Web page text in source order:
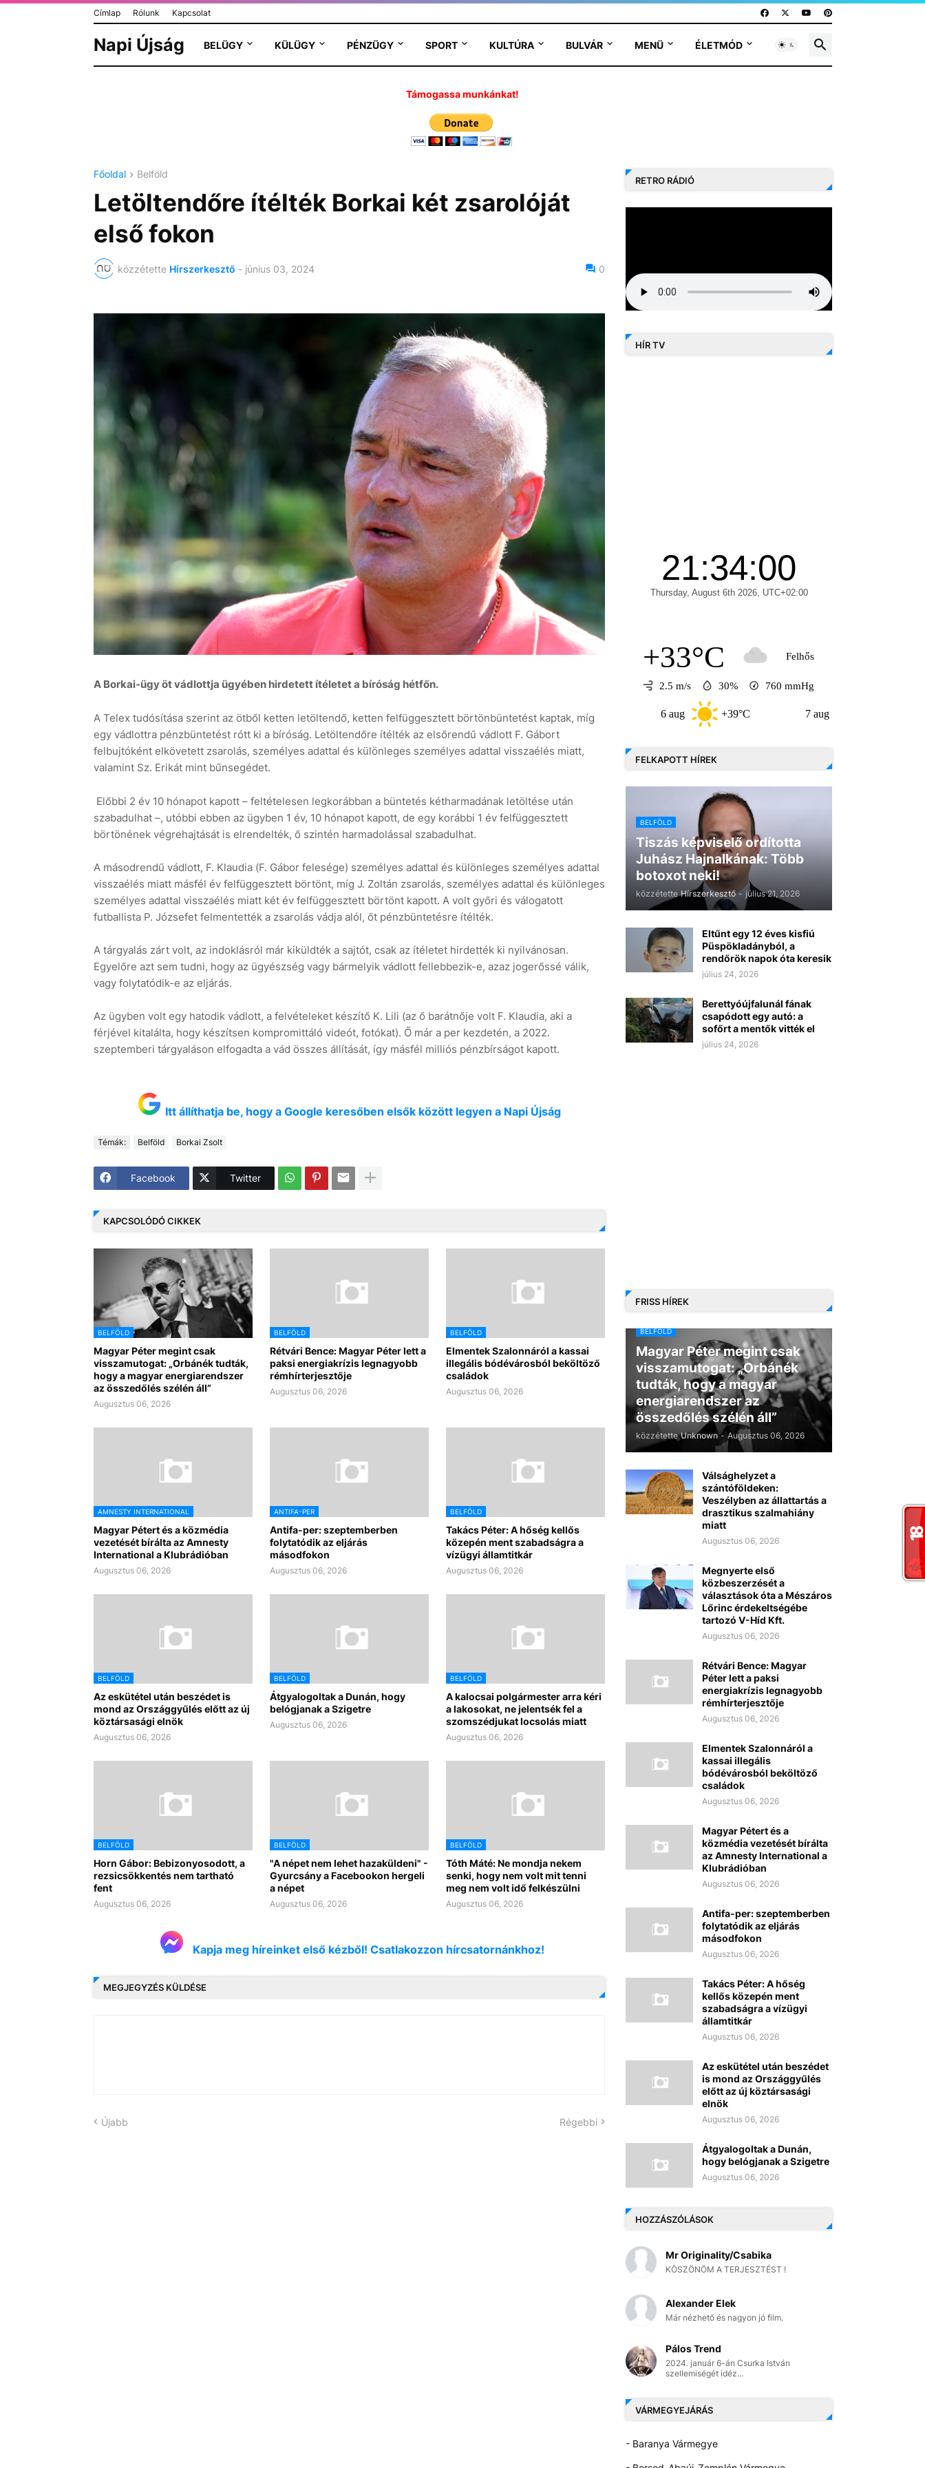
Címlap Rólunk Kapcsolat
Napi Újság BELÜGY KÜLÜGY PÉNZÜGY SPORT KULTÚRA BULVÁR MENÜ ÉLETMÓD
Támogassa munkánkat!
Főoldal Belföld
Letöltendőre ítélték Borkai két zsarolóját
első fokon
közzétette Hírszerkesztő - június 03, 2024 0
A Borkai-ügy öt vádlottja ügyében hirdetett ítéletet a bíróság hétfőn.
A Telex tudósítása szerint az ötből ketten letöltendő, ketten felfüggesztett börtönbüntetést kaptak, míg
egy vádlottra pénzbüntetést rótt ki a bíróság. Letöltendőre ítélték az elsőrendű vádlott F. Gábort
felbujtóként elkövetett zsarolás, személyes adattal és különleges személyes adattal visszaélés miatt,
valamint Sz. Erikát mint bűnsegédet.
Előbbi 2 év 10 hónapot kapott – feltételesen legkorábban a büntetés kétharmadának letöltése után
szabadulhat –, utóbbi ebben az ügyben 1 év, 10 hónapot kapott, de egy korábbi 1 év felfüggesztett
börtönének végrehajtását is elrendelték, ő szintén harmadolással szabadulhat.
A másodrendű vádlott, F. Klaudia (F. Gábor felesége) személyes adattal és különleges személyes adattal
visszaélés miatt másfél év felfüggesztett börtönt, míg J. Zoltán zsarolás, személyes adattal és különleges
személyes adattal visszaélés miatt két év felfüggesztett börtönt kapott. A volt győri és válogatott
futballista P. Józsefet felmentették a zsarolás vádja alól, őt pénzbüntetésre ítélték.
A tárgyalás zárt volt, az indoklásról már kiküldték a sajtót, csak az ítéletet hirdették ki nyilvánosan.
Egyelőre azt sem tudni, hogy az ügyészség vagy bármelyik vádlott fellebbezik-e, azaz jogerőssé válik,
vagy folytatódik-e az eljárás.
Az ügyben volt egy hatodik vádlott, a felvételeket készítő K. Lili (az ő barátnője volt F. Klaudia, aki a
férjével kitalálta, hogy készítsen kompromittáló videót, fotókat). Ő már a per kezdetén, a 2022.
szeptemberi tárgyaláson elfogadta a vád összes állítását, így másfél milliós pénzbírságot kapott.
Itt állíthatja be, hogy a Google keresőben elsők között legyen a Napi Újság
Témák: Belföld Borkai Zsolt
Facebook Twitter
KAPCSOLÓDÓ CIKKEK
BELFÖLD
Magyar Péter megint csak
visszamutogat: „Orbánék tudták,
hogy a magyar energiarendszer
az összedőlés szélén áll”
Augusztus 06, 2026
BELFÖLD
Rétvári Bence: Magyar Péter lett a
paksi energiakrízis legnagyobb
rémhírterjesztője
Augusztus 06, 2026
BELFÖLD
Elmentek Szalonnáról a kassai
illegális bódévárosból beköltöző
családok
Augusztus 06, 2026
AMNESTY INTERNATIONAL
Magyar Pétert és a közmédia
vezetését bírálta az Amnesty
International a Klubrádióban
Augusztus 06, 2026
ANTIFA-PER
Antifa-per: szeptemberben
folytatódik az eljárás
másodfokon
Augusztus 06, 2026
BELFÖLD
Takács Péter: A hőség kellős
közepén ment szabadságra a
vízügyi államtitkár
Augusztus 06, 2026
BELFÖLD
Az eskütétel után beszédet is
mond az Országgyűlés előtt az új
köztársasági elnök
Augusztus 06, 2026
BELFÖLD
Átgyalogoltak a Dunán, hogy
belógjanak a Szigetre
Augusztus 06, 2026
BELFÖLD
A kalocsai polgármester arra kéri
a lakosokat, ne jelentsék fel a
szomszédjukat locsolás miatt
Augusztus 06, 2026
BELFÖLD
Horn Gábor: Bebizonyosodott, a
rezsicsökkentés nem tartható
fent
Augusztus 06, 2026
BELFÖLD
"A népet nem lehet hazaküldeni" -
Gyurcsány a Facebookon hergeli
a népet
Augusztus 06, 2026
BELFÖLD
Tóth Máté: Ne mondja nekem
senki, hogy nem volt mit tenni
meg nem volt idő felkészülni
Augusztus 06, 2026
Kapja meg híreinket első kézből! Csatlakozzon hírcsatornánkhoz!
MEGJEGYZÉS KÜLDÉSE
Újabb Régebbi
RETRO RÁDIÓ
HÍR TV
+33°C Felhős
2.5 m/s 30% 760 mmHg
+39°C +33°C
FELKAPOTT HÍREK
BELFÖLD
Tiszás képviselő ordította
Juhász Hajnalkának: Több
botoxot neki!
közzétette Hírszerkesztő - július 21, 2026
Eltűnt egy 12 éves kisfiú
Püspökladányból, a
rendőrök napok óta keresik
július 24, 2026
Berettyóújfalunál fának
csapódott egy autó: a
sofőrt a mentők vitték el
július 24, 2026
FRISS HÍREK
BELFÖLD
Magyar Péter megint csak
visszamutogat: „Orbánék
tudták, hogy a magyar
energiarendszer az
összedőlés szélén áll”
közzétette Unknown - Augusztus 06, 2026
Válsághelyzet a
szántóföldeken:
Veszélyben az állattartás a
drasztikus szalmahiány
miatt
Augusztus 06, 2026
Megnyerte első
közbeszerzését a
választások óta a Mészáros
Lőrinc érdekeltségébe
tartozó V-Híd Kft.
Augusztus 06, 2026
Rétvári Bence: Magyar
Péter lett a paksi
energiakrízis legnagyobb
rémhírterjesztője
Augusztus 06, 2026
Elmentek Szalonnáról a
kassai illegális
bódévárosból beköltöző
családok
Augusztus 06, 2026
Magyar Pétert és a
közmédia vezetését bírálta
az Amnesty International a
Klubrádióban
Augusztus 06, 2026
Antifa-per: szeptemberben
folytatódik az eljárás
másodfokon
Augusztus 06, 2026
Takács Péter: A hőség
kellős közepén ment
szabadságra a vízügyi
államtitkár
Augusztus 06, 2026
Az eskütétel után beszédet
is mond az Országgyűlés
előtt az új köztársasági
elnök
Augusztus 06, 2026
Átgyalogoltak a Dunán,
hogy belógjanak a Szigetre
Augusztus 06, 2026
HOZZÁSZÓLÁSOK
Mr Originality/Csabika
KÖSZÖNÖM A TERJESZTÉST !
Alexander Elek
Már nézhető és nagyon jó film.
Pálos Trend
2024. január 6-án Csurka István
szellemiségét idéz...
VÁRMEGYEJÁRÁS
- Baranya Vármegye